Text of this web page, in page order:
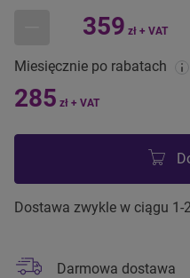
359 zł + VAT
Miesięcznie po rabatach
285 zł + VAT
Dostawa zwykle w ciągu 1-
Darmowa dostawa